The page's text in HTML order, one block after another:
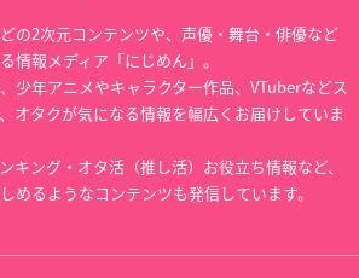
の2次元コンテンツや、声優・舞台・俳優など
情報メディア「にじめん」。
少年アニメやキャラクター作品、VTuberなどス
オタクが気になる情報を幅広くお届けしていま
キング・オタ活（推し活）お役立ち情報など、
めるようなコンテンツも発信しています。